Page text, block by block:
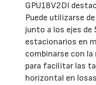
GPU18V2DI
Puede utilizarse
junto a los ejes de
estacionarios en
combinarse con la
para facilitar las
horizontal en